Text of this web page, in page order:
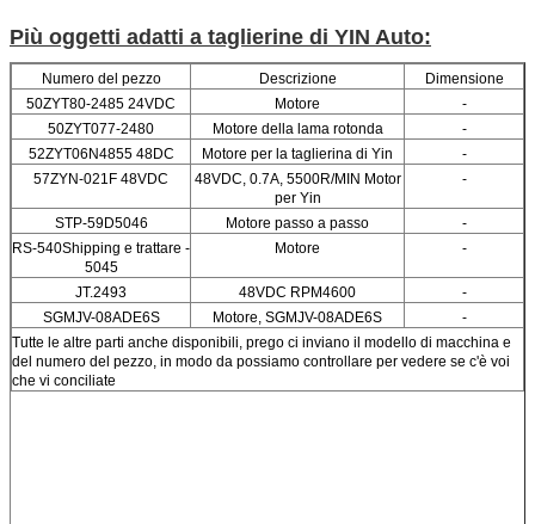
Più oggetti adatti a taglierine di YIN Auto:
Numero del pezzo Descrizione
Dimensione
50ZYT80-2485 24VDC
Motore
-
50ZYT077-2480
Motore della lama rotonda
-
52ZYT06N4855 48DC
Motore per la taglierina di Yin
-
57ZYN-021F 48VDC
48VDC, 0.7A, 5500R/MIN Motor
per Yin
-
STP-59D5046 Motore passo a passo
-
RS-540Shipping e trattare -
5045
Motore -
JT.2493 48VDC RPM4600
-
SGMJV-08ADE6S
Motore, SGMJV-08ADE6S
-
Tutte le altre parti anche disponibili, prego ci inviano il modello di macchina e
del numero del pezzo, in modo da possiamo controllare per vedere se c'è voi
che vi conciliate